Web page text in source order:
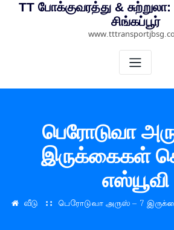
TT போக்குவரத்து &
சிங்கப்பூர்
பெரோடுவா
இருக்கைகள்
எஸ்யூவி
வீடு பெரோடுவா அருஸ் – 7